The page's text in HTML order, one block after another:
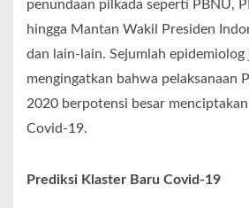
penundaan pilkada seperti PBNU,
hingga Mantan Wakil Presiden
dan lain-lain. Sejumlah epidemiolog
mengingatkan bahwa pelaksanaan
2020 berpotensi besar
Covid-19.
Prediksi Klaster Baru Covid-19